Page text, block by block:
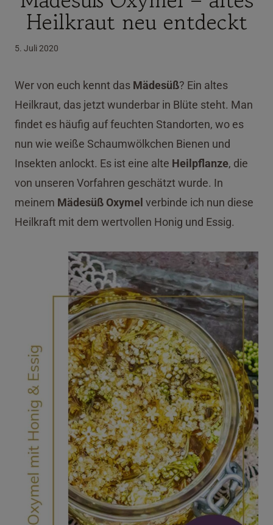
Heilkraut neu entdeckt
5. Juli 2020
Wer von euch kennt das Mädesüß? Ein altes
Heilkraut, das jetzt wunderbar in Blüte steht. Man
findet es häufig auf feuchten Standorten, wo es
nun wie weiße Schaumwölkchen Bienen und
Insekten anlockt. Es ist eine alte Heilpflanze, die
von unseren Vorfahren geschätzt wurde. In
meinem Mädesüß Oxymel verbinde ich nun diese
Heilkraft mit dem wertvollen Honig und Essig.